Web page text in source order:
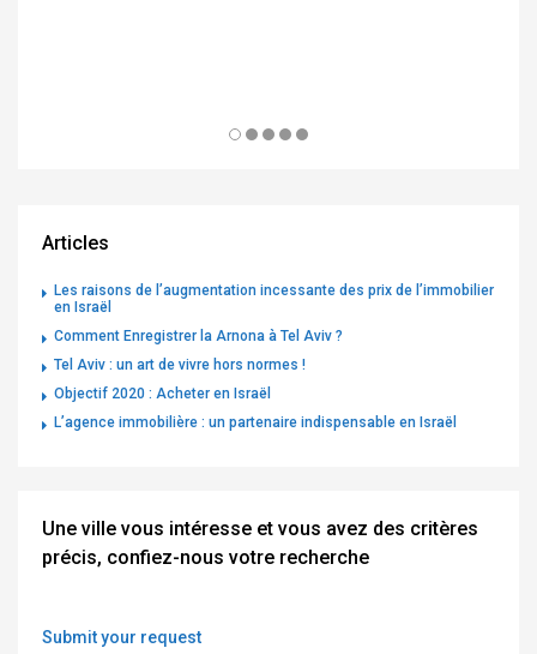
Articles
Les raisons de l’augmentation incessante des prix de l’immobilier
en Israël
Comment Enregistrer la Arnona à Tel Aviv ?
Tel Aviv : un art de vivre hors normes !
Objectif 2020 : Acheter en Israël
L’agence immobilière : un partenaire indispensable en Israël
Une ville vous intéresse et vous avez des critères
précis, confiez-nous votre recherche
Submit your request